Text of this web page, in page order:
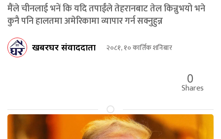
मैंले चीनलाई भनें कि यदि तपाईंले तेहरानबाट तेल किन्नुभयो भने
कुनै पनि हालतमा अमेरिकामा व्यापार गर्न सक्नुहुन्न
खबरघर संवाददाता २०८१, १० कार्तिक शनिबार
0
Shares